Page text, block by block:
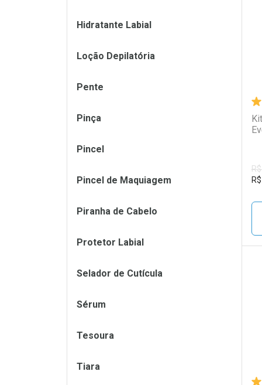
R$
Hidratante Labial
Loção Depilatória
Pente
Pinça
Pincel
Pincel de Maquiagem
Piranha de Cabelo
Protetor Labial
Selador de Cutícula
Sérum
Tesoura
Tiara